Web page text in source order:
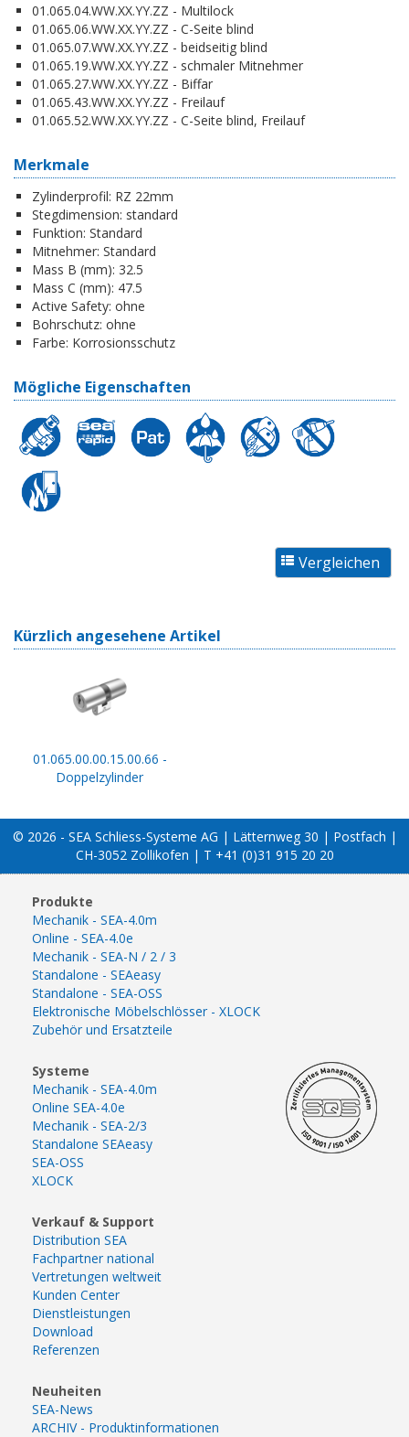
01.065.04.WW.XX.YY.ZZ - Multilock
01.065.06.WW.XX.YY.ZZ - C-Seite blind
01.065.07.WW.XX.YY.ZZ - beidseitig blind
01.065.19.WW.XX.YY.ZZ - schmaler Mitnehmer
01.065.27.WW.XX.YY.ZZ - Biffar
01.065.43.WW.XX.YY.ZZ - Freilauf
01.065.52.WW.XX.YY.ZZ - C-Seite blind, Freilauf
Merkmale
Zylinderprofil: RZ 22mm
Stegdimension: standard
Funktion: Standard
Mitnehmer: Standard
Mass B (mm): 32.5
Mass C (mm): 47.5
Active Safety: ohne
Bohrschutz: ohne
Farbe: Korrosionsschutz
Mögliche Eigenschaften
Kürzlich angesehene Artikel
01.065.00.00.15.00.66 -
Doppelzylinder
© 2026 - SEA Schliess-Systeme AG | Lätternweg 30 | Postfach |
CH-3052 Zollikofen | T +41 (0)31 915 20 20
Produkte
Mechanik - SEA-4.0m
Online - SEA-4.0e
Mechanik - SEA-N / 2 / 3
Standalone - SEAeasy
Standalone - SEA-OSS
Elektronische Möbelschlösser - XLOCK
Zubehör und Ersatzteile
Systeme
Mechanik - SEA-4.0m
Online SEA-4.0e
Mechanik - SEA-2/3
Standalone SEAeasy
SEA-OSS
XLOCK
Verkauf & Support
Distribution SEA
Fachpartner national
Vertretungen weltweit
Kunden Center
Dienstleistungen
Download
Referenzen
Neuheiten
SEA-News
ARCHIV - Produktinformationen